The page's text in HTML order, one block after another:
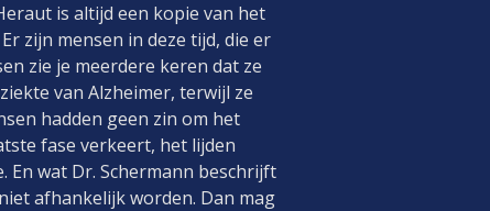
is altijd een kopie van het
zijn mensen in deze tijd, die er
zie je meerdere keren dat ze
van Alzheimer, terwijl ze
hadden geen zin om het
fase verkeert, het lijden
wat Dr. Schermann beschrijft
afhankelijk worden. Dan mag